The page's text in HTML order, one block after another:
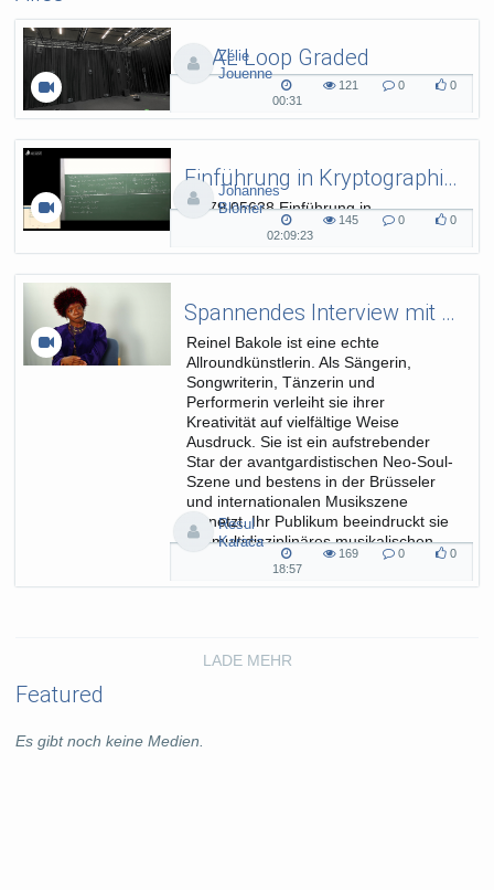
SAAL Loop Graded
SAAL Musikinformatik
Zélie
Jouenne
00:31
00:31
121
views
0
Kommentare
0
likes
Einführung in Kryptographie (in English) 15
L.079.05638 Einführung in
Kryptographie (in English) - SoSe 26
Johannes
Blömer
02:09:23
02:09:23
145
views
0
Kommentare
0
likes
Spannendes Interview mit der vielseitigen Künstlerin Reinel Bakole
Reinel Bakole ist eine echte
Allroundkünstlerin. Als Sängerin,
Songwriterin, Tänzerin und
Performerin verleiht sie ihrer
Kreativität auf vielfältige Weise
Ausdruck. Sie ist ein aufstrebender
Star der avantgardistischen Neo-Soul-
Szene und bestens in der Brüsseler
und internationalen Musikszene
vernetzt. Ihr Publikum beeindruckt sie
mit multidisziplinäres musikalischen
Konzerten, in denen...
Resul
Karaca
18:57
18:57
169
views
0
Kommentare
0
likes
LADE MEHR
Featured
Es gibt noch keine Medien.